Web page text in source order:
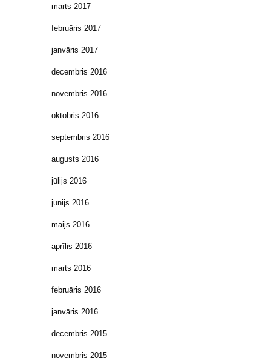
marts 2017
februāris 2017
janvāris 2017
decembris 2016
novembris 2016
oktobris 2016
septembris 2016
augusts 2016
jūlijs 2016
jūnijs 2016
maijs 2016
aprīlis 2016
marts 2016
februāris 2016
janvāris 2016
decembris 2015
novembris 2015